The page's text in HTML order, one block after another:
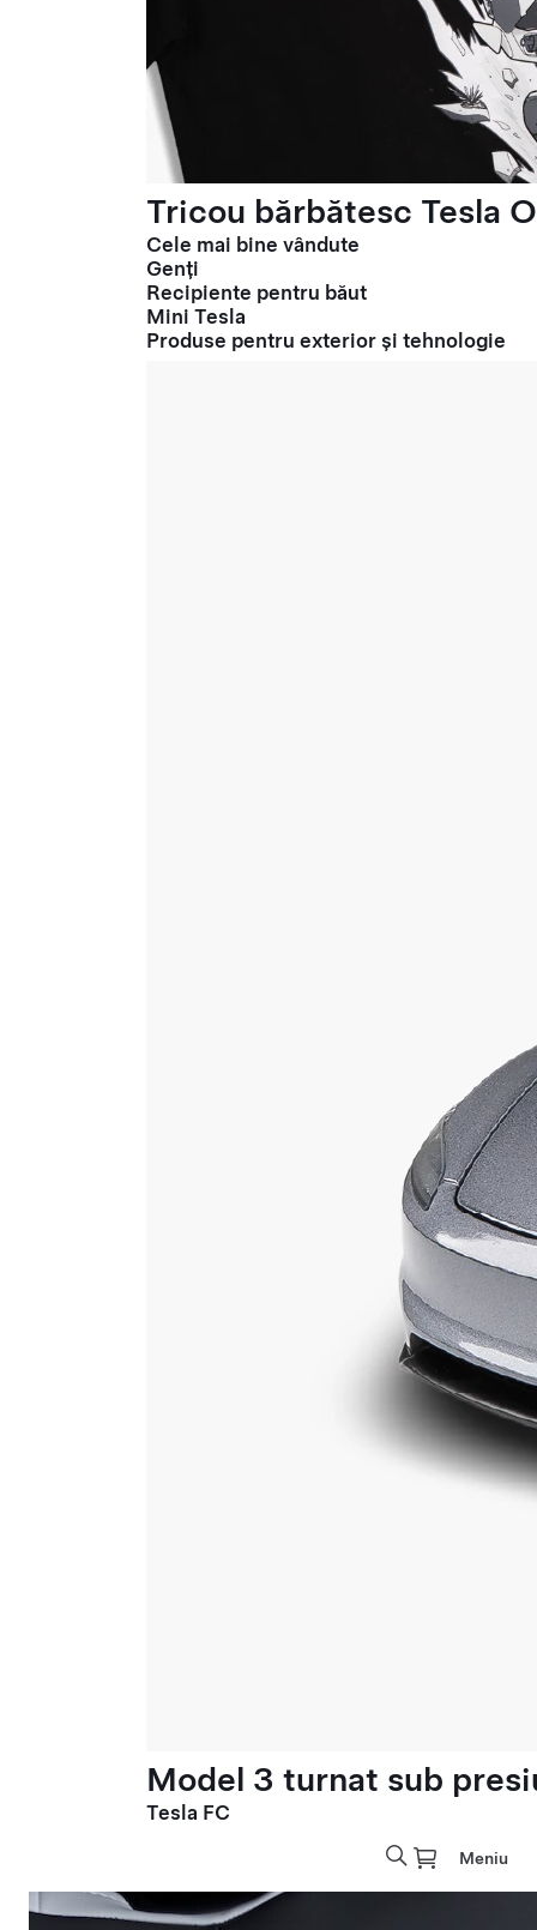
Tricou bărbătesc Tesla
Cele mai bine vândute
Genți
Recipiente pentru băut
Mini Tesla
Produse pentru exterior și tehnologie
Model 3 turnat sub
Tesla FC
Meniu